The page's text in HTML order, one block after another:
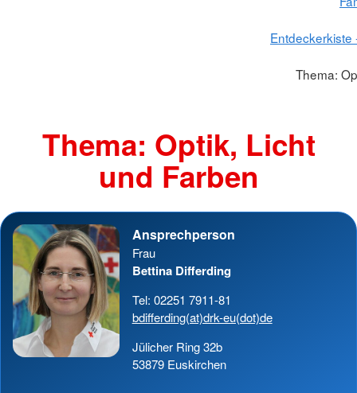
Entdeckerkiste
Thema:
Thema: Optik, Licht
und Farben
Ansprechperson
Frau
Bettina Differding
Tel: 02251 7911-81
bdifferding(at)drk-eu(dot)de
Jülicher Ring 32b
53879 Euskirchen